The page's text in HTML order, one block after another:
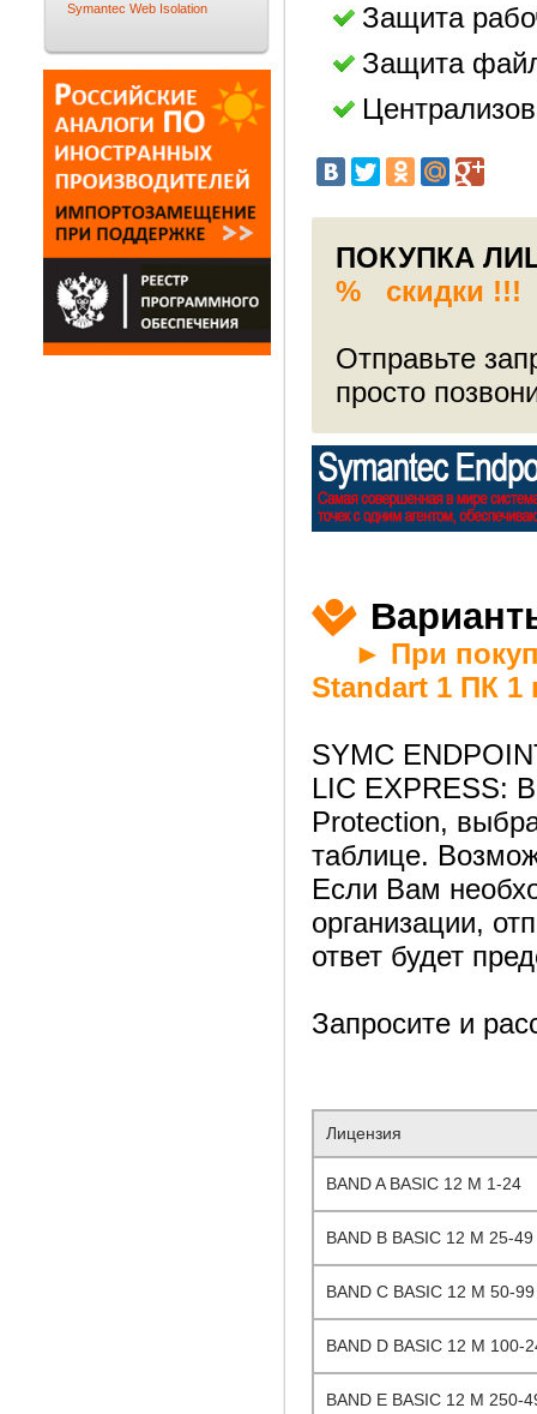
Symantec Web Isolation
Защита
Защита
ПОКУПКА
% скидки !!!
Отправьте
просто
► При
Standart 1 ПК 1
SYMC
LIC EXPRESS:
Protection,
таблице.
Если Вам
организации,
ответ будет
Запросите и
Лицензия
BAND A BASIC 12 M 1-24
BAND B BASIC 12 M 25-49
BAND C BASIC 12 M 50-99
BAND D BASIC 12 M 100-
BAND E BASIC 12 M 250-